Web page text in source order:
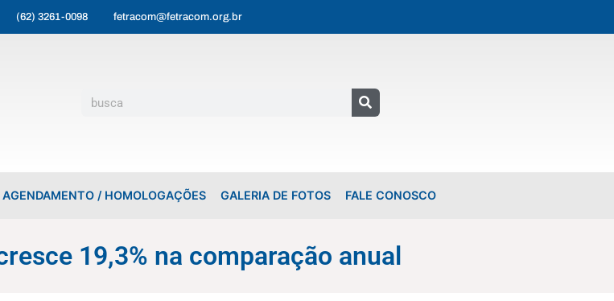
(62) 3261-0098 fetracom@fetracom.org.br
AGENDAMENTO / HOMOLOGAÇÕES GALERIA DE FOTOS FALE CONOSCO
19,3% na comparação anual